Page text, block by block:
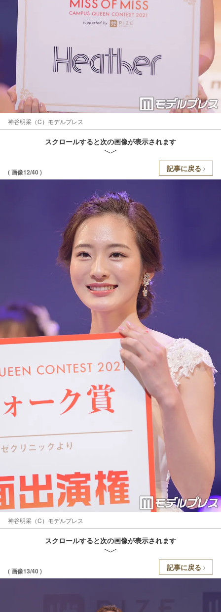
神谷明采（C）モデルプレス
スクロールすると次の画像が表示されます
( 画像12/40 ) 記事に戻る
神谷明采（C）モデルプレス
スクロールすると次の画像が表示されます
( 画像13/40 ) 記事に戻る